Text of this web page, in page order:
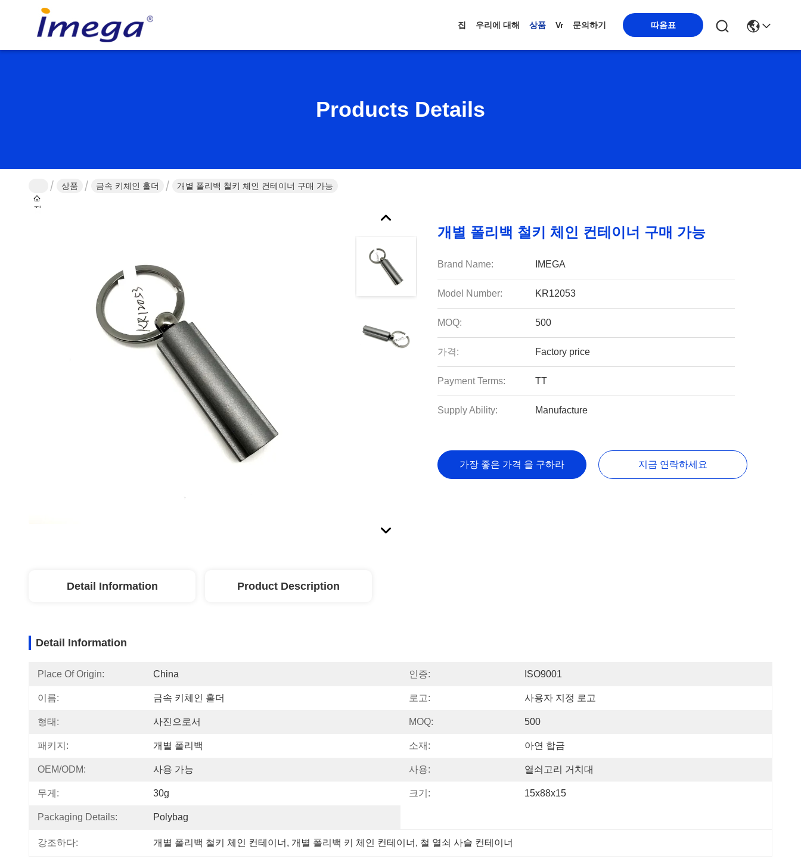
집 우리에 대해 상품 Vr 문의하기 따옴표
Products Details
집
상품 금속 키체인 홀더 개별 폴리백 철키 체인 컨테이너 구매 가능
개별 폴리백 철키 체인 컨테이너 구매 가능
Brand Name: IMEGA
Model Number: KR12053
MOQ: 500
가격: Factory price
Payment Terms: TT
Supply Ability: Manufacture
가장 좋은 가격 을 구하라 지금 연락하세요
Detail Information Product Description
Detail Information
Place Of Origin: China 인증: ISO9001
이름: 금속 키체인 홀더 로고: 사용자 지정 로고
형태: 사진으로서 MOQ: 500
패키지: 개별 폴리백 소재: 아연 합금
OEM/ODM: 사용 가능 사용: 열쇠고리 거치대
무게: 30g 크기: 15x88x15
Packaging Details: Polybag
강조하다: 개별 폴리백 철키 체인 컨테이너 , 개별 폴리백 키 체인 컨테이너 , 철 열쇠 사슬 컨테이너